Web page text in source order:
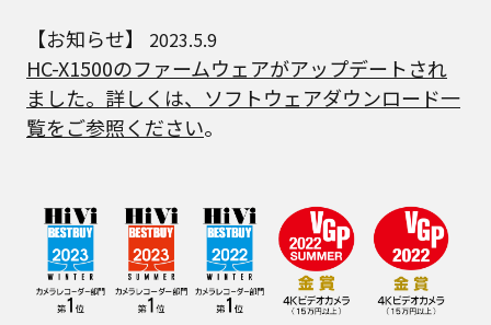
【お知らせ】 2023.5.9
HC-X1500のファームウェアがアップデートされ
ました。詳しくは、ソフトウェアダウンロード一
覧をご参照ください。